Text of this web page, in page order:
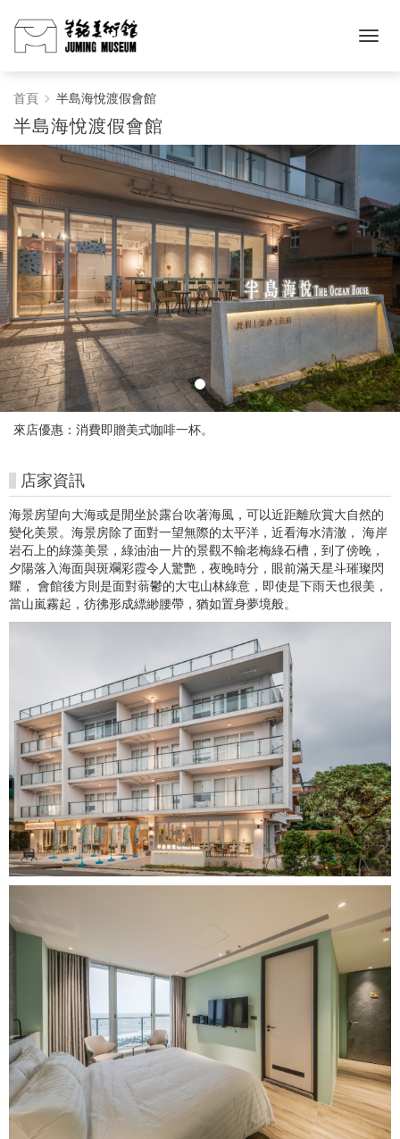
半
島
海
悅
渡
假
會
館
-
朱
美
術
館
購
票
站
首頁 半島海悅渡假會館
半島海悅渡假會館
來店優惠：消費即贈美式咖啡一杯。
店家資訊
海景房望向大海或是閒坐於露台吹著海風，可以近距離欣賞大自然的
變化美景。海景房除了面對一望無際的太平洋，近看海水清澈， 海岸
岩石上的綠藻美景，綠油油一片的景觀不輸老梅綠石槽，到了傍晚，
夕陽落入海面與斑斕彩霞令人驚艷，夜晚時分，眼前滿天星斗璀璨閃
耀， 會館後方則是面對蓊鬱的大屯山林綠意，即使是下雨天也很美，
當山嵐霧起，彷彿形成縹緲腰帶，猶如置身夢境般。